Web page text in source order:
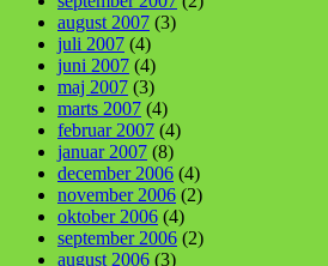
august 2007 (3)
juli 2007 (4)
juni 2007 (4)
maj 2007 (3)
marts 2007 (4)
februar 2007 (4)
januar 2007 (8)
december 2006 (4)
november 2006 (2)
oktober 2006 (4)
september 2006 (2)
august 2006 (3)